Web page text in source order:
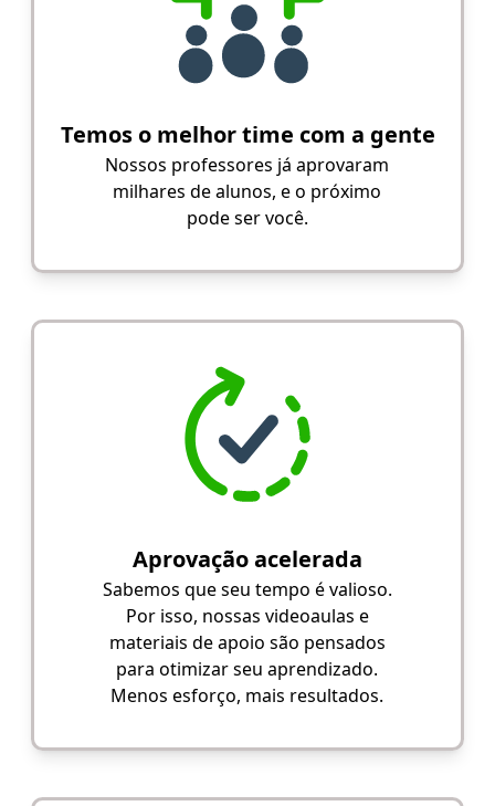
Temos o melhor time com a gente
Nossos professores já aprovaram
milhares de alunos, e o próximo
pode ser você.
Aprovação acelerada
Sabemos que seu tempo é valioso.
Por isso, nossas videoaulas e
materiais de apoio são pensados
para otimizar seu aprendizado.
Menos esforço, mais resultados.